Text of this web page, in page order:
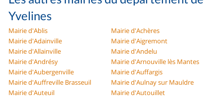
Yvelines
Mairie d'Ablis
Mairie d'Achères
Mairie d'Adainville
Mairie d'Aigremont
Mairie d'Allainville
Mairie d'Andelu
Mairie d'Andrésy
Mairie d'Arnouville lès Mantes
Mairie d'Aubergenville
Mairie d'Auffargis
Mairie d'Auffreville Brasseuil
Mairie d'Aulnay sur Mauldre
Mairie d'Auteuil
Mairie d'Autouillet